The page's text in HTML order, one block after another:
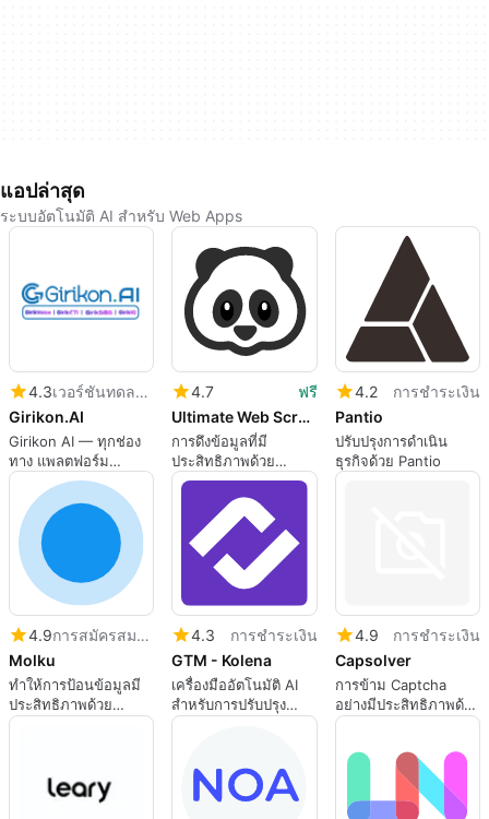
แอปล่าสุด
ระบบอัตโนมัติ AI สำหรับ Web Apps
4.3
เวอร์ชันทดลองใช้
Girikon.AI
Girikon AI — ทุกช่อง
ทาง แพลตฟอร์ม
อัจฉริยะเดียว
4.7
ฟรี
Ultimate Web Scraper
การดึงข้อมูลที่มี
ประสิทธิภาพด้วย
Ultimate Web
4.2
การชำระเงิน
Pantio
ปรับปรุงการดำเนิน
ธุรกิจด้วย Pantio
4.9
การสมัครสมาชิก
Molku
ทำให้การป้อนข้อมูลมี
ประสิทธิภาพด้วย
Molku
4.3
การชำระเงิน
GTM - Kolena
เครื่องมืออัตโนมัติ AI
สำหรับการปรับปรุง
ธุรกิจ
4.9
การชำระเงิน
Capsolver
การข้าม Captcha
อย่างมีประสิทธิภาพด้วย
Capsolver